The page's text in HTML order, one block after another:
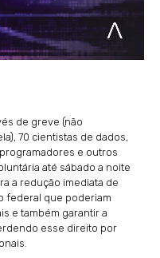
Link
de greve (não
70 cientistas de dados,
e outros
até sábado a noite
a redução imediata de
federal que poderiam
e também garantir a
esse direito por